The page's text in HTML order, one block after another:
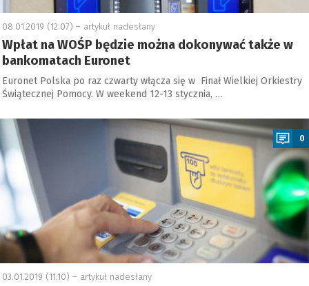
08.01.2019 (12:07) – artykuł nadesłany
Wpłat na WOŚP będzie można dokonywać także w
bankomatach Euronet
Euronet Polska po raz czwarty włącza się w Finał Wielkiej Orkiestry
Świątecznej Pomocy. W weekend 12-13 stycznia, …
0
03.01.2019 (11:10) – artykuł nadesłany